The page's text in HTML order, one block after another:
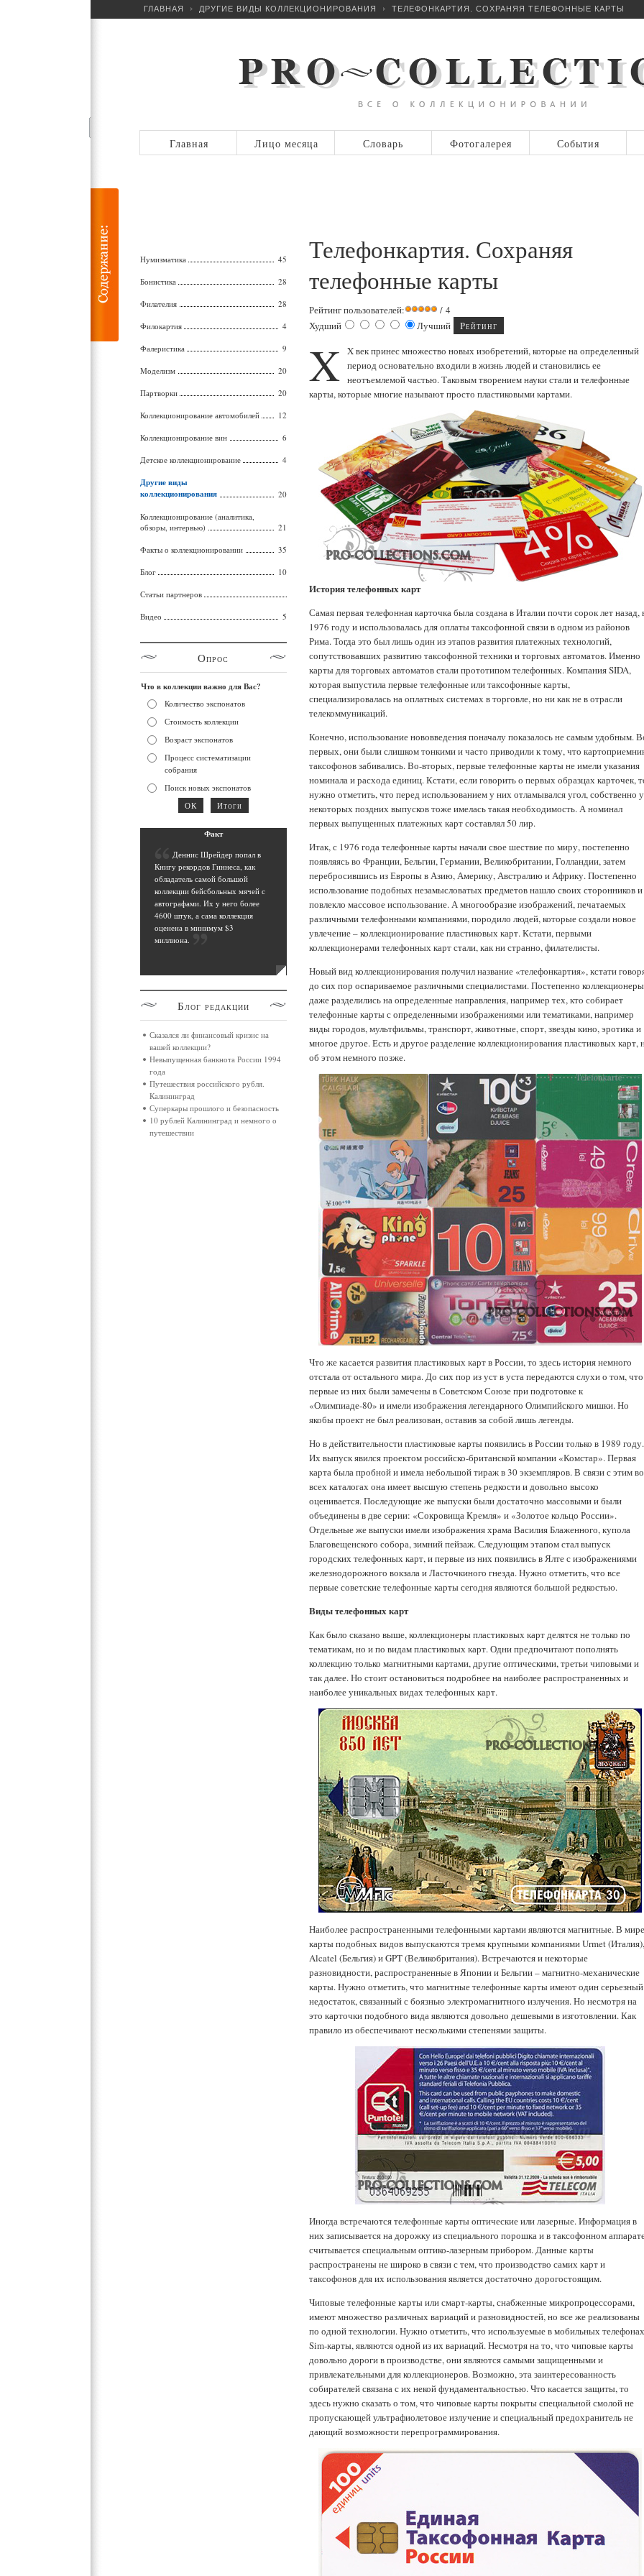
ГЛАВНАЯ ДРУГИЕ ВИДЫ КОЛЛЕКЦИОНИРОВАНИЯ ТЕЛЕФОНКАРТИЯ. СОХРАНЯЯ ТЕЛЕФОННЫЕ КАРТЫ
Главная Лицо месяца Словарь Фотогалерея События
Телефонкартия. Сохраняя
телефонные карты
Рейтинг пользователей:
/ 4
Худший
Лучший
X X век принес множество новых изобретений, которые на определенный
период основательно входили в жизнь людей и становились ее
неотъемлемой частью. Таковым творением науки стали и телефонные
карты, которые многие называют просто пластиковыми картами.
История телефонных карт
Самая первая телефонная карточка была создана в Италии почти сорок лет назад,
1976 году и использовалась для оплаты таксофонной связи в одном из районов
Рима. Тогда это был лишь один из этапов развития платежных технологий,
сопутствовавших развитию таксофонной техники и торговых автоматов. Именно
карты для торговых автоматов стали прототипом телефонных. Компания SIDA,
которая выпустила первые телефонные или таксофонные карты,
специализировалась на оплатных системах в торговле, но ни как не в отрасли
телекоммуникаций.
Конечно, использование нововведения поначалу показалось не самым удобным.
первых, они были слишком тонкими и часто приводили к тому, что
таксофонов забивались. Во-вторых, первые телефонные карты не имели указания
номинала и расхода единиц. Кстати, если говорить о первых образцах карточек,
нужно отметить, что перед использованием у них отламывался угол, собственно у
некоторых поздних выпусков тоже имелась такая необходимость. А номинал
первых выпущенных платежных карт составлял 50 лир.
Итак, с 1976 года телефонные карты начали свое шествие по миру, постепенно
появляясь во Франции, Бельгии, Германии, Великобритании, Голландии, затем
перебросившись из Европы в Азию, Америку, Австралию и Африку. Постепенно
использование подобных незамысловатых предметов нашло своих сторонников и
повлекло массовое использование. А многообразие изображений, печатаемых
различными телефонными компаниями, породило людей, которые создали новое
увлечение – коллекционирование пластиковых карт. Кстати, первыми
коллекционерами телефонных карт стали, как ни странно, филателисты.
Новый вид коллекционирования получил название «телефонкартия», кстати
до сих пор оспариваемое различными специалистами. Постепенно коллекционеры
даже разделились на определенные направления, например тех, кто собирает
телефонные карты с определенными изображениями или тематиками, например
виды городов, мультфильмы, транспорт, животные, спорт, звезды кино, эротика и
многое другое. Есть и другое разделение коллекционирования пластиковых карт,
об этом немного позже.
Что же касается развития пластиковых карт в России, то здесь история немного
отстала от остального мира. До сих пор из уст в уста передаются слухи о том, что
первые из них были замечены в Советском Союзе при подготовке к
«Олимпиаде-80» и имели изображения легендарного Олимпийского мишки. Но
якобы проект не был реализован, оставив за собой лишь легенды.
Но в действительности пластиковые карты появились в России только в 1989 году.
Их выпуск явился проектом российско-британской компании «Комстар». Первая
карта была пробной и имела небольшой тираж в 30 экземпляров. В связи с этим во
всех каталогах она имеет высшую степень редкости и довольно высоко
оценивается. Последующие же выпуски были достаточно массовыми и были
объединены в две серии: «Сокровища Кремля» и «Золотое кольцо России».
Отдельные же выпуски имели изображения храма Василия Блаженного, купола
Благовещенского собора, зимний пейзаж. Следующим этапом стал выпуск
городских телефонных карт, и первые из них появились в Ялте с изображениями
железнодорожного вокзала и Ласточкиного гнезда. Нужно отметить, что все
первые советские телефонные карты сегодня являются большой редкостью.
Виды телефонных карт
Как было сказано выше, коллекционеры пластиковых карт делятся не только по
тематикам, но и по видам пластиковых карт. Одни предпочитают пополнять
коллекцию только магнитными картами, другие оптическими, третьи чиповыми и
так далее. Но стоит остановиться подробнее на наиболее распространенных и
наиболее уникальных видах телефонных карт.
Наиболее распространенными телефонными картами являются магнитные. В
карты подобных видов выпускаются тремя крупными компаниями Urmet
Alcatel (Бельгия) и GPT (Великобритания). Встречаются и некоторые
разновидности, распространенные в Японии и Бельгии – магнитно-механические
карты. Нужно отметить, что магнитные телефонные карты имеют один серьезный
недостаток, связанный с боязнью электромагнитного излучения. Но несмотря на
это карточки подобного вида являются довольно дешевыми в изготовлении. Как
правило из обеспечивают несколькими степенями защиты.
Иногда встречаются телефонные карты оптические или лазерные. Информация в
них записывается на дорожку из специального порошка и в таксофонном
считывается специальным оптико-лазерным прибором. Данные карты
распространены не широко в связи с тем, что производство самих карт и
таксофонов для их использования является достаточно дорогостоящим.
Чиповые телефонные карты или смарт-карты, снабженные микропроцессорами,
имеют множество различных вариаций и разновидностей, но все же реализованы
по одной технологии. Нужно отметить, что используемые в мобильных
Sim-карты, являются одной из их вариаций. Несмотря на то, что чиповые карты
довольно дороги в производстве, они являются самыми защищенными и
привлекательными для коллекционеров. Возможно, эта заинтересованность
собирателей связана с их некой фундаментальностью. Что касается защиты, то
здесь нужно сказать о том, что чиповые карты покрыты специальной смолой не
пропускающей ультрафиолетовое излучение и специальный предохранитель не
дающий возможности перепрограммирования.
Нумизматика 45
Бонистика 28
Филателия 28
Филокартия 4
Фалеристика 9
Моделизм 20
Партворки 20
Коллекционирование автомобилей 12
Коллекционирование вин 6
Детское коллекционирование 4
Другие виды
коллекционирования
20
Коллекционирование (аналитика,
обзоры, интервью)
21
Факты о коллекционировании 35
Блог 10
Статьи партнеров
Видео 5
Опрос
Что в коллекции важно для Вас?
Количество экспонатов
Стоимость коллекции
Возраст экспонатов
Процесс систематизации
собрания
Поиск новых экспонатов
Факт
Деннис Шрейдер попал в
Книгу рекордов Гиннеса, как
обладатель самой большой
коллекции бейсбольных мячей с
автографами. Их у него более
4600 штук, а сама коллекция
оценена в минимум $3
миллиона.
Блог редакции
Сказался ли финансовый кризис на
вашей коллекции?
Невыпущенная банкнота России 1994
года
Путешествия российского рубля.
Калининград
Суперкары прошлого и безопасность
10 рублей Калининград и немного о
путешествии